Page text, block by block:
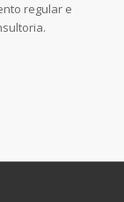
regular e